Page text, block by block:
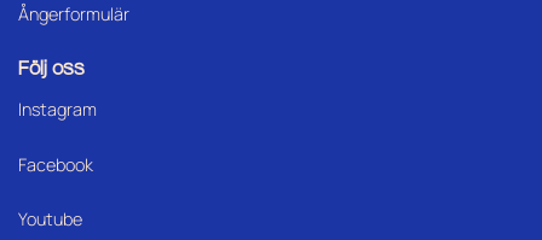
Ångerformulär
Följ oss
Instagram
Facebook
Youtube